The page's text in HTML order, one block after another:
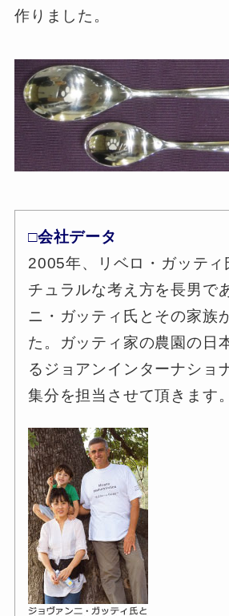
作りました。
□会社データ
2005年、リベロ・ガッティ
チュラルな考え方を長男で
ニ・ガッティ氏とその家族
た。ガッティ家の農園の日
るジョアンインターナショ
集分を担当させて頂きます。